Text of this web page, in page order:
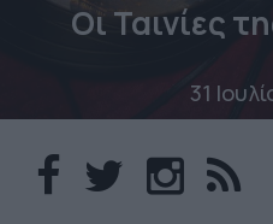
Οι Ταινίες
31